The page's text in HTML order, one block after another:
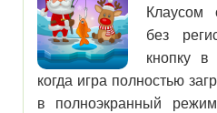
Клаусом
без
кнопку в
когда игра полностью
в полноэкранный